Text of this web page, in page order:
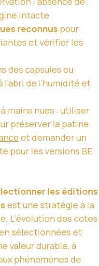
intacte
reconnus pour
et vérifier les
des capsules ou
de l’humidité et
mains nues : utiliser
préserver la patine
et demander un
pour les versions BE
les éditions
est une stratégie à la
L’évolution des cotes
sélectionnées et
valeur durable, à
phénomènes de